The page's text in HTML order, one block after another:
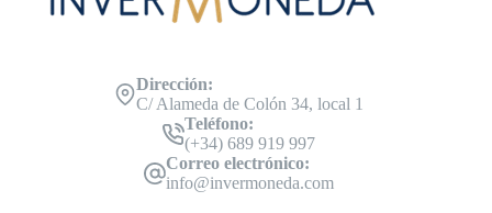
Dirección:
C/ Alameda de Colón 34, local 1
Teléfono:
(+34) 689 919 997
Correo electrónico:
info@invermoneda.com